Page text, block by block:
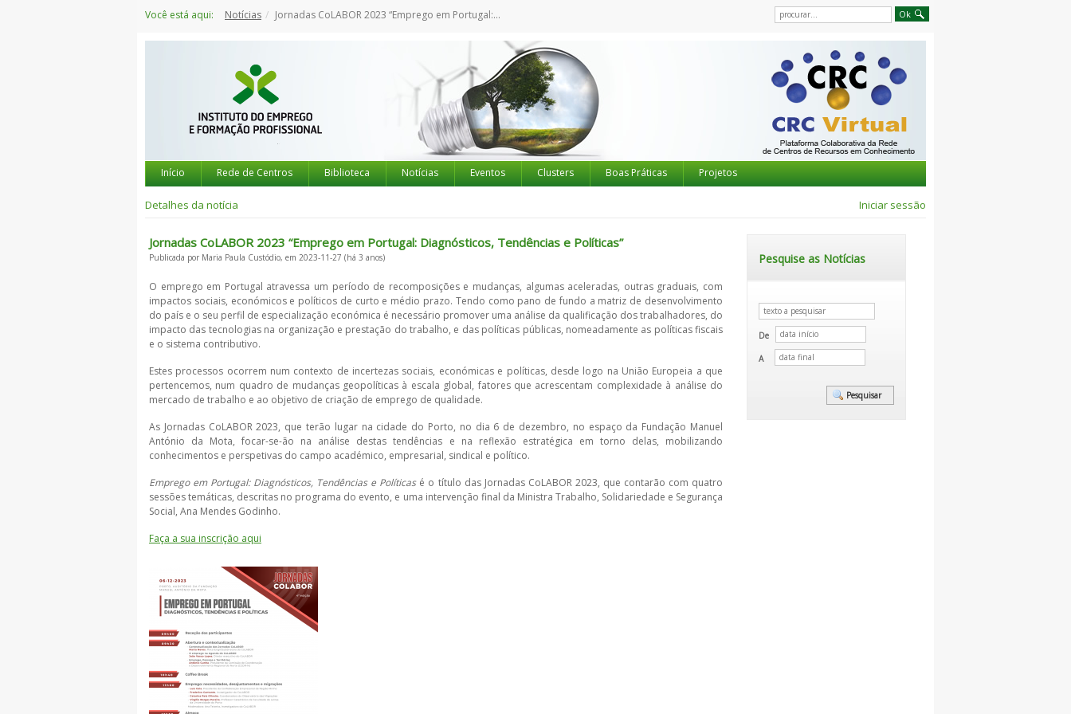
para
Você está aqui: Notícias Jornadas CoLABOR 2023 “Emprego em Portugal: Diagnósticos, Tendências e Políticas”
Início Rede de Centros Biblioteca Notícias Eventos Clusters Boas Práticas Projetos
Detalhes da notícia Iniciar sessão
Jornadas CoLABOR 2023 “Emprego em Portugal: Diagnósticos, Tendências e Políticas”
Publicada por Maria Paula Custódio, em 2023-11-27 (há 3 anos)
O emprego em Portugal atravessa um período de recomposições e mudanças, algumas aceleradas, outras graduais, com
impactos sociais, económicos e políticos de curto e médio prazo. Tendo como pano de fundo a matriz de desenvolvimento
do país e o seu perfil de especialização económica é necessário promover uma análise da qualificação dos trabalhadores, do
impacto das tecnologias na organização e prestação do trabalho, e das políticas públicas, nomeadamente as políticas fiscais
e o sistema contributivo.
Estes processos ocorrem num contexto de incertezas sociais, económicas e políticas, desde logo na União Europeia a que
pertencemos, num quadro de mudanças geopolíticas à escala global, fatores que acrescentam complexidade à análise do
mercado de trabalho e ao objetivo de criação de emprego de qualidade.
As Jornadas CoLABOR 2023, que terão lugar na cidade do Porto, no dia 6 de dezembro, no espaço da Fundação Manuel
António da Mota, focar-se-ão na análise destas tendências e na reflexão estratégica em torno delas, mobilizando
conhecimentos e perspetivas do campo académico, empresarial, sindical e político.
Emprego em Portugal: Diagnósticos, Tendências e Políticasé o título das Jornadas CoLABOR 2023, que contarão com quatro
sessões temáticas, descritas no programa do evento, e uma intervenção final da Ministra Trabalho, Solidariedade e Segurança
Social, Ana Mendes Godinho.
Faça a sua inscrição aqui
Pesquise as Notícias
De
A